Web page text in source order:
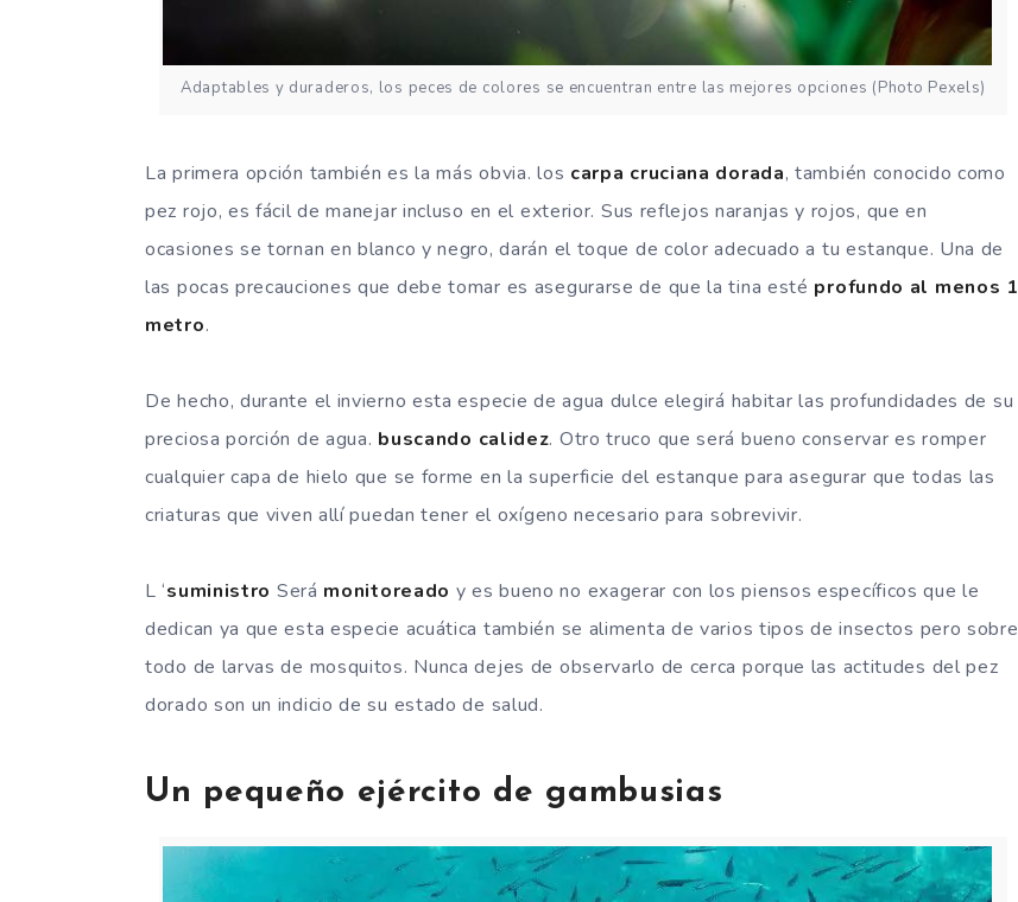
Adaptables y duraderos, los peces de colores se encuentran entre las mejores opciones (Photo Pexels)
La primera opción también es la más obvia. los carpa cruciana dorada, también conocido como
pez rojo, es fácil de manejar incluso en el exterior. Sus reflejos naranjas y rojos, que en
ocasiones se tornan en blanco y negro, darán el toque de color adecuado a tu estanque. Una de
las pocas precauciones que debe tomar es asegurarse de que la tina esté profundo al menos 1
metro.
De hecho, durante el invierno esta especie de agua dulce elegirá habitar las profundidades de su
preciosa porción de agua. buscando calidez. Otro truco que será bueno conservar es romper
cualquier capa de hielo que se forme en la superficie del estanque para asegurar que todas las
criaturas que viven allí puedan tener el oxígeno necesario para sobrevivir.
L ‘suministro Será monitoreado y es bueno no exagerar con los piensos específicos que le
dedican ya que esta especie acuática también se alimenta de varios tipos de insectos pero sobre
todo de larvas de mosquitos. Nunca dejes de observarlo de cerca porque las actitudes del pez
dorado son un indicio de su estado de salud.
Un pequeño ejército de gambusias